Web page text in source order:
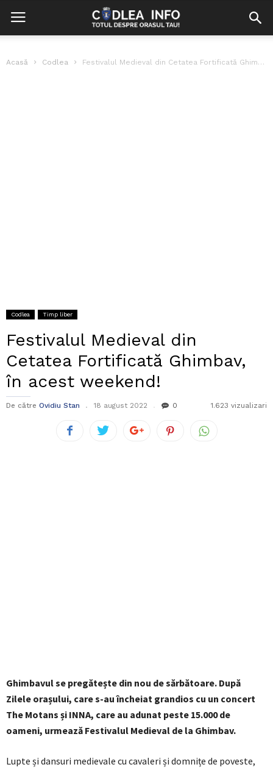
Acasă Codlea Festivalul Medieval din Cetatea Fortificată Ghimbav, în acest weekend!
Codlea Timp liber
Festivalul Medieval din
Cetatea Fortificată Ghimbav,
în acest weekend!
De către Ovidiu Stan 18 august 2022 0 1.623 vizualizari
Ghimbavul se pregătește din nou de sărbătoare. După
Zilele orașului, care s-au încheiat grandios cu un concert
The Motans și INNA, care au adunat peste 15.000 de
oameni, urmează Festivalul Medieval de la Ghimbav.
Lupte și dansuri medievale cu cavaleri și domnițe de poveste,